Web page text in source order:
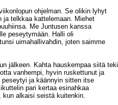
ohjelman. Se olikin lyhyt
telkkaa kattelemaan. Miehet
Me Juntusen kanssa
peseytymään. Halli oli
uimahallivahdin, joten saimme
jälkeen. Kahta hauskempaa siitä teki
vanhempi, hyvin ruskettunut ja
ja käännyin sitten itse
pari kertaa esinahkaa
kun alkaisi seistä kuitenkin.